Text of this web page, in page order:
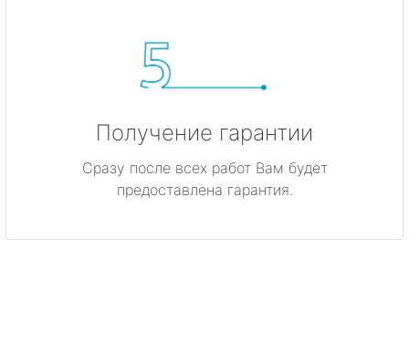
Получение гарантии
Сразу после всех работ Вам будет
предоставлена гарантия.